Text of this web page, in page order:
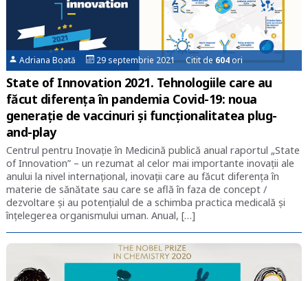
Adriana Boată 29 septembrie 2021 Citit de604ori
State of Innovation 2021. Tehnologiile care au
făcut diferența în pandemia Covid-19: noua
generație de vaccinuri și funcționalitatea plug-
and-play
Centrul pentru Inovație în Medicină publică anual raportul „State
of Innovation” – un rezumat al celor mai importante inovații ale
anului la nivel internațional, inovații care au făcut diferența în
materie de sănătate sau care se află în faza de concept /
dezvoltare și au potențialul de a schimba practica medicală și
înțelegerea organismului uman. Anual, […]